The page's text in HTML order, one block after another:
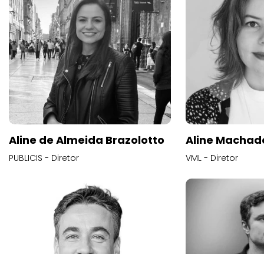
Aline de Almeida Brazolotto
PUBLICIS - Diretor
Aline
VML - Diretor